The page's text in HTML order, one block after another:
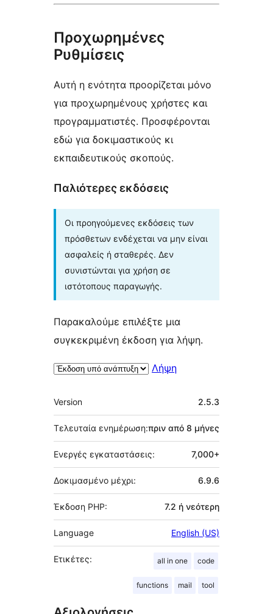
Προχωρημένες
Ρυθμίσεις
Αυτή η ενότητα προορίζεται μόνο
για προχωρημένους χρήστες και
προγραμματιστές. Προσφέρονται
εδώ για δοκιμαστικούς κι
εκπαιδευτικούς σκοπούς.
Παλιότερες εκδόσεις
Οι προηγούμενες εκδόσεις των
πρόσθετων ενδέχεται να μην είναι
ασφαλείς ή σταθερές. Δεν
συνιστώνται για χρήση σε
ιστότοπους παραγωγής.
Παρακαλούμε επιλέξτε μια
συγκεκριμένη έκδοση για λήψη.
Λήψη
Μεταστοιχεία
Version 2.5.3
Τελευταία ενημέρωση:πριν από 8 μήνες
Ενεργές εγκαταστάσεις: 7,000+
Δοκιμασμένο μέχρι: 6.9.6
Έκδοση PHP: 7.2 ή νεότερη
Language English (US)
Ετικέτες: all in one code
functions mail tool